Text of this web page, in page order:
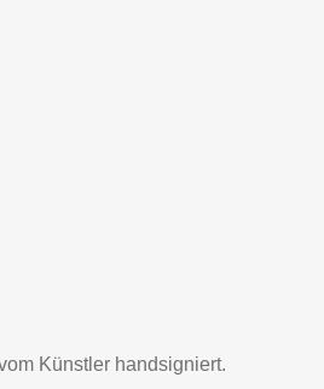
Künstler handsigniert.